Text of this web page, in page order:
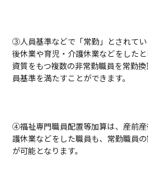
③人員基準などで「常勤」とされて
後休業や育児・介護休業などをした
資質をもつ複数の非常勤職員を常勤
員基準を満たすことができます。
④福祉専門職員配置等加算は、産前
護休業などをした職員も、常勤職員
が可能となります。